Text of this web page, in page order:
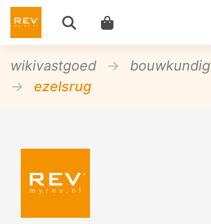
wikivastgoed
bouwkundig
ezelsrug